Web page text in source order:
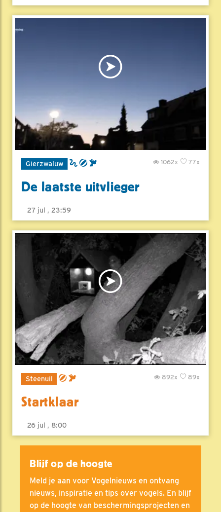
Gierzwaluw 77x
1062x
De laatste uitvlieger
27 jul , 23:59
Steenuil 89x
892x
Startklaar
26 jul , 8:00
Blijf op de hoogte
Meld je aan voor Vogelnieuws en ontvang
nieuws, inspiratie en tips over vogels. En blijf
op de hoogte van beschermingsprojecten en